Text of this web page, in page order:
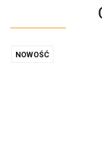
NOWOŚĆ